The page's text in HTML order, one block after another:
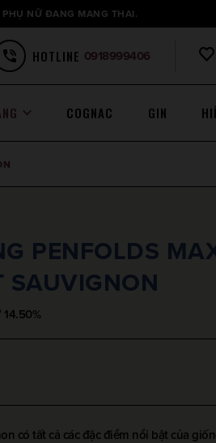
PHỤ NỮ ĐANG MANG THAI.
HOTLINE 0918999406
COGNAC GIN
PENFOLDS
SAUVIGNON
có tất cả các đặc điểm nổi bật của